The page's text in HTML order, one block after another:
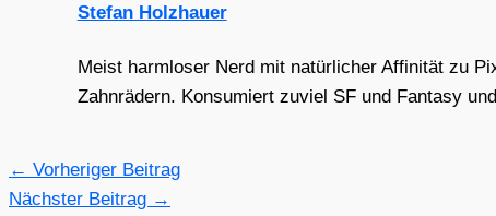
Stefan Holzhauer
Meist harmloser Nerd mit natürlicher Affinität zu
Zahnrädern. Konsumiert zuviel SF und Fantasy
← Vorheriger Beitrag
Nächster Beitrag →